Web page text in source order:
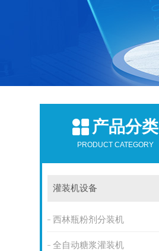
产品分类
PRODUCT CATEGORY
灌装机设备
西林瓶粉剂分装机
全自动糖浆灌装机